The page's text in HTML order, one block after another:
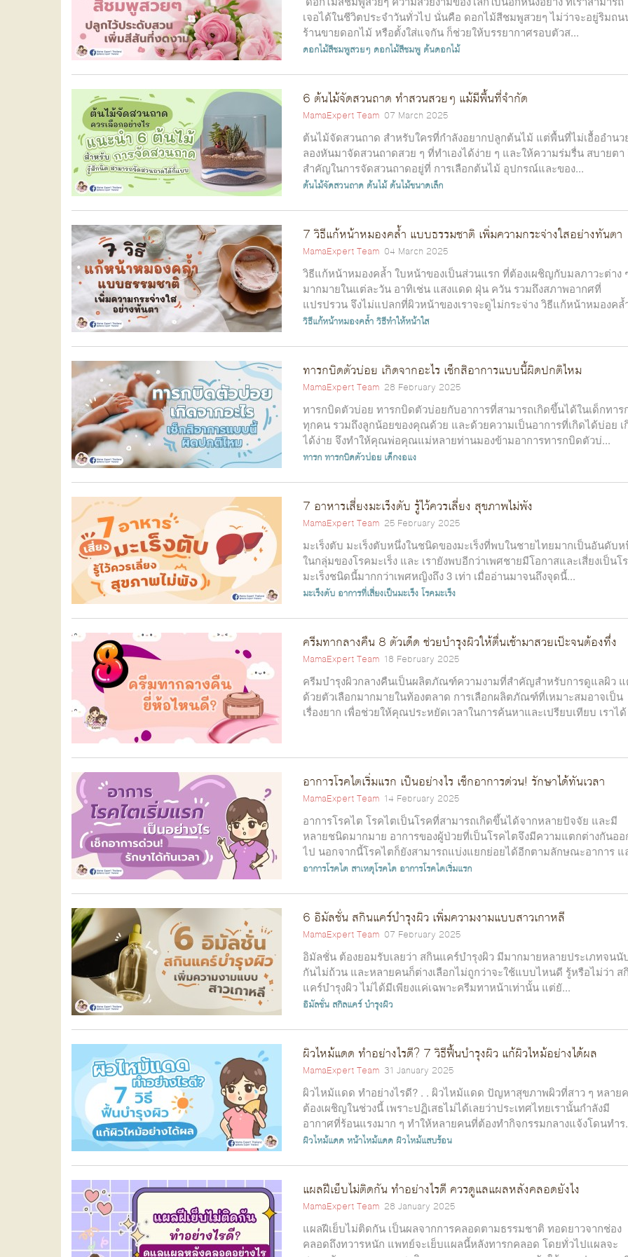
เจอได้ในชีวิตประจำวันทั่วไป นั่นคือ ดอกไม้สีชมพูสวยๆ ไม่ว่าจะอยู่ริมถน
ร้านขายดอกไม้ หรือตั้งใส่แจกัน ก็ช่วยให้บรรยากาศรอบตัวส...
ดอกไม้สีชมพูสวยๆ ดอกไม้สีชมพู ต้นดอกไม้
6 ต้นไม้จัดสวนถาด ทำสวนสวยๆ แม้มีพื้นที่จำกัด
MamaExpert Team 07 March 2025
ต้นไม้จัดสวนถาด สำหรับใครที่กำลังอยากปลูกต้นไม้ แต่พื้นที่ไม่เอื้ออำนว
ลองหันมาจัดสวนถาดสวย ๆ ที่ทำเองได้ง่าย ๆ และให้ความร่มรื่น สบายตา
สำคัญในการจัดสวนถาดอยู่ที่ การเลือกต้นไม้ อุปกรณ์และของ...
ต้นไม้จัดสวนถาด ต้นไม้ ต้นไม้ขนาดเล็ก
7 วิธีแก้หน้าหมองคล้ำ แบบธรรมชาติ เพิ่มความกระจ่างใสอย่างทันตา
MamaExpert Team 04 March 2025
วิธีแก้หน้าหมองคล้ำ ใบหน้าของเป็นส่วนแรก ที่ต้องเผชิญกับมลภาวะต่าง
มากมายในแต่ละวัน อาทิเช่น แสงแดด ฝุ่น ควัน รวมถึงสภาพอากศที่
แปรปรวน จึงไม่แปลกที่ผิวหน้าของเราจะดูไม่กระจ่าง วิธีแก้หน้าหมองคล้
วิธีแก้หน้าหมองคล้ำวิธีทำให้หน้าใส
ทารกบิดตัวบ่อย เกิดจากอะไร เช็กสิอาการแบบนี้ผิดปกติไหม
MamaExpert Team 28 February 2025
ทารกบิดตัวบ่อย ทารกบิดตัวบ่อยกับอาการที่สามารถเกิดขึ้นได้ในเด็กทาร
ทุกคน รวมถึงลูกน้อยของคุณด้วย และด้วยความเป็นอาการที่เกิดได้บ่อย เ
ได้ง่าย จึงทำให้คุณพ่อคุณแม่หลายท่านมองข้ามอาการทารกบิดตัวบ่...
ทารกทารกบิดตัวบ่อย เด็กงอแง
7 อาหารเสี่ยงมะเร็งตับ รู้ไว้ควรเลี่ยง สุขภาพไม่พัง
MamaExpert Team 25 February 2025
มะเร็งตับ มะเร็งตับหนึ่งในชนิดของมะเร็งที่พบในชายไทยมากเป็นอันดับห
ในกลุ่มของโรคมะเร็ง และ เรายังพบอีกว่าเพศชายมีโอกาสและเสี่ยงเป็นโ
มะเร็งชนิดนี้มากกว่าเพศหญิงถึง 3 เท่า เมื่ออ่านมาจนถึงจุดนี้...
มะเร็งตับ อาการที่เสี่ยงเป็นมะเร็งโรคมะเร็ง
ครีมทากลางคืน 8 ตัวเด็ด ช่วยบำรุงผิวให้ตื่นเช้ามาสวยเป๊ะจนต้องทึ่ง
MamaExpert Team 18 February 2025
ครีมบำรุงผิวกลางคืนเป็นผลิตภัณฑ์ความงามที่สำคัญสำหรับการดูแลผิว
ด้วยตัวเลือกมากมายในท้องตลาด การเลือกผลิตภัณฑ์ที่เหมาะสมอาจเป็น
เรื่องยาก เพื่อช่วยให้คุณประหยัดเวลาในการค้นหาและเปรียบเทียบ เราได้
อาการโรคไตเริ่มแรก เป็นอย่างไร เช็กอาการด่วน! รักษาได้ทันเวลา
MamaExpert Team 14 February 2025
อาการโรคไต โรคไตเป็นโรคที่สามารถเกิดขึ้นได้จากหลายปัจจัย และมี
หลายชนิดมากมาย อาการของผู้ป่วยที่เป็นโรคไตจึงมีความแตกต่างกันออ
ไป นอกจากนี้โรคไตก็ยังสามารถแบ่งแยกย่อยได้อีกตามลักษณะอาการ แ
ตำแหน่งท...
อาการโรคไต สาเหตุโรคไต อาการโรคไตเริ่มแรก
6 อิมัลชั่น สกินแคร์บำรุงผิว เพิ่มความงามแบบสาวเกาหลี
MamaExpert Team 07 February 2025
อิมัลชั่น ต้องยอมรับเลยว่า สกินแคร์บำรุงผิว มีมากมายหลายประเภทจนนั
กันไม่ถ้วน และหลายคนก็ต่างเลือกไม่ถูกว่าจะใช้แบบไหนดี รู้หรือไม่ว่า ส
แคร์บำรุงผิว ไม่ได้มีเพียงแค่เฉพาะครีมทาหน้าเท่านั้น แต่ยั...
อิมัลชั่น สกิลแคร์บำรุงผิว
ผิวไหม้แดด ทำอย่างไรดี? 7 วิธีฟื้นบำรุงผิว แก้ผิวไหม้อย่างได้ผล
MamaExpert Team 31 January 2025
ผิวไหม้แดด ทำอย่างไรดี? . . ผิวไหม้แดด ปัญหาสุขภาพผิวที่สาว ๆ หลาย
ต้องเผชิญในช่วงนี้ เพราะปฏิเสธไม่ได้เลยว่าประเทศไทยเรานั้นกำลังมี
อากาศที่ร้อนแรงมาก ๆ ทำให้หลายคนที่ต้องทำกิจกรรมกลางแจ้งโดนทำร
ผิวไหม้แดดหน้าไหม้แดด ผิวไหม้แสบร้อน
แผลฝีเย็บไม่ติดกัน ทำอย่างไรดี ควรดูแลแผลหลังคลอดยังไง
MamaExpert Team 28 January 2025
แผลฝีเย็บไม่ติดกัน เป็นผลจากการคลอดตามธรรมชาติ ทอดยาวจากช่อง
คลอดถึงทวารหนัก แพทย์จะเย็บแผลนี้หลังทารกคลอด โดยทั่วไปแผลจะ